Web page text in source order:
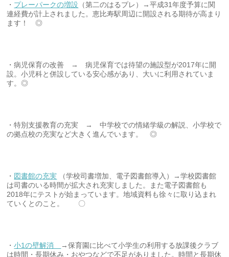
・ プレーパークの増設 （第二のはるプレ）→平成31年度予算に関
連経費が計上されました。恵比寿駅周辺に開設される期待が高まり
ます！ ◎
・病児保育の改善 → 病児保育では待望の施設型が2017年に開
設。小児科と併設している安心感があり、大いに利用されていま
す。◎
・特別支援教育の充実 → 中学校での情緒学級の解説、小学校で
の拠点校の充実など大きく進んでいます。 ◎
・ 図書館の充実 （学校司書増加、電子図書館導入）→学校図書館
は司書のいる時間が拡大され充実しました。また電子図書館も
2018年にテストが始まっています。地域資料も徐々に取り込まれ
ていくとのこと。 〇
・小1の壁解消
→保育園に比べて小学生の利用する放課後クラブ
は時間・長期休み・おやつなどで不足がありました。時間と長期休